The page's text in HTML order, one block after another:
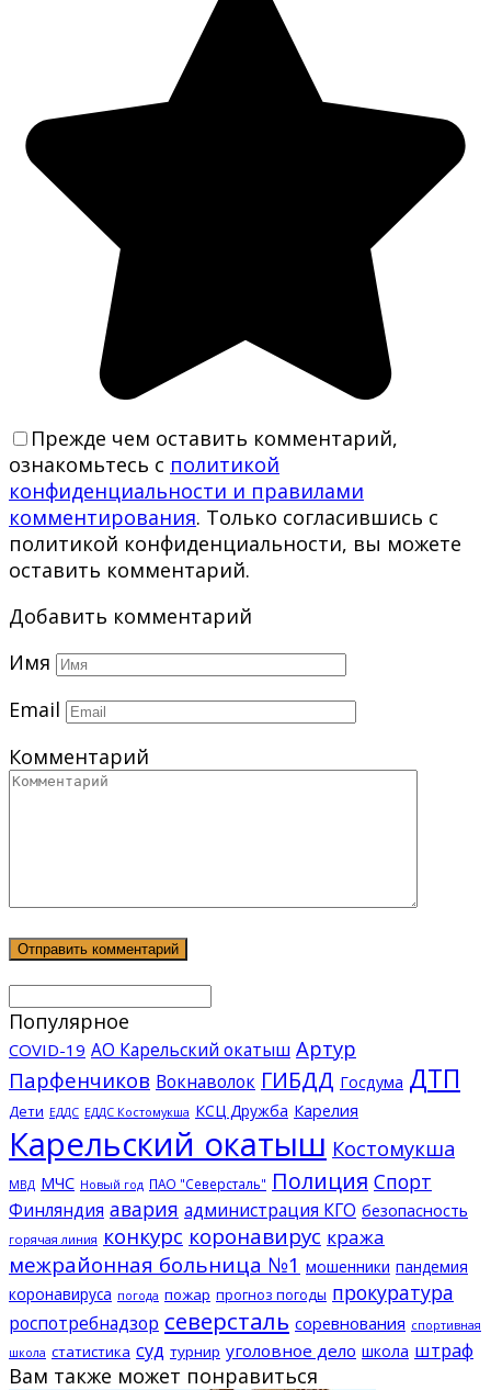
Прежде чем оставить комментарий,
ознакомьтесь с политикой
конфиденциальности и правилами
комментирования. Только согласившись с
политикой конфиденциальности, вы можете
оставить комментарий.
Добавить комментарий
Имя
Email
Комментарий
Популярное
COVID-19 АО Карельский окатыш Артур
Парфенчиков Вокнаволок ГИБДД Госдума ДТП
Дети ЕДДС ЕДДС Костомукша КСЦ Дружба Карелия
Карельский окатыш Костомукша
МВД МЧС Новый год ПАО "Северсталь" Полиция Спорт
Финляндия авария администрация КГО безопасность
горячая линия конкурс коронавирус кража
межрайонная больница №1 мошенники пандемия
коронавируса погода пожар прогноз погоды прокуратура
роспотребнадзор северсталь соревнования спортивная
школа статистика суд турнир уголовное дело школа штраф
Вам также может понравиться